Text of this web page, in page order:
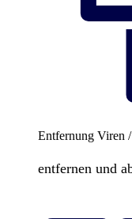
Entfernung Viren
entfernen und